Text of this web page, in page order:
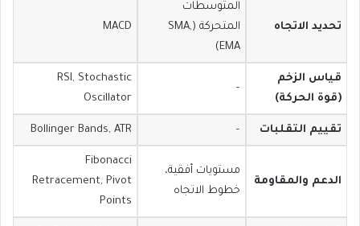
تحديد الاتجاه
المتوسطات
المتحركة (SMA,
EMA)
MACD
قياس الزخم
(قوة الحركة)
–
RSI, Stochastic
Oscillator
تقييم التقلبات –
Bollinger Bands, ATR
الدعم والمقاومة
مستويات أفقية،
خطوط الاتجاه
Fibonacci
Retracement, Pivot
Points